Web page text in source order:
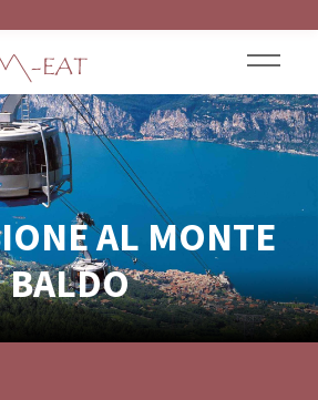
AL MONTE
BALDO